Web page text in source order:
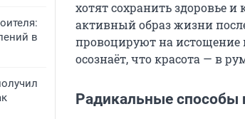
в
хотят сохранить здоровье
активный образ жизни
провоцируют на истощение
осознаёт, что красота — в
Радикальные способы